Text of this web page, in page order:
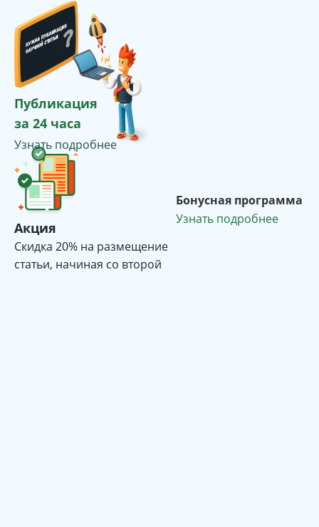
Публикация
за 24 часа
Узнать подробнее
Акция
Cкидка 20% на размещение
статьи, начиная со второй
Бонусная программа
Узнать подробнее